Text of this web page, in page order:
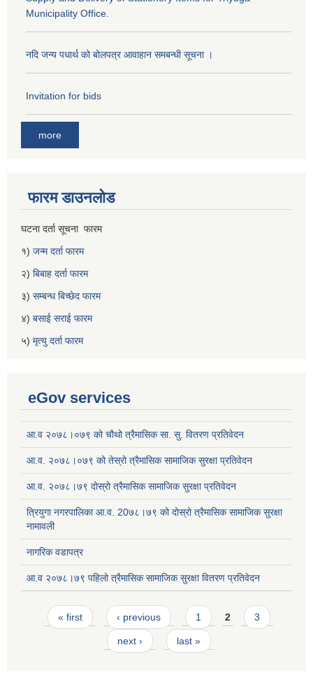
Municipality Office.
नदि जन्य पधार्थ को बोलपत्र आवाहान समबन्धी सूचना ।
Invitation for bids
more
फारम डाउनलोड
घटना दर्ता सूचना फारम
१) जन्म दर्ता फारम
२) बिबाह दर्ता फारम
३) सम्बन्ध बिच्छेद फारम
४) बसाई सराई फारम
५) मृत्यु दर्ता फारम
eGov services
आ.व २०७८।०७९ को चौथो त्रैमासिक सा. सु. वितरण प्रतिवेदन
आ.व. २०७८।०७९ को तेस्रो त्रैमासिक सामाजिक सुरक्षा प्रतिवेदन
आ.व. २०७८।७९ दोस्रो त्रैमासिक सामाजिक सुरक्षा प्रतिवेदन
त्रियुगा नगरपालिका आ.व. 20७८।७९ को दोस्रो त्रैमासिक सामाजिक सुरक्षा
नामावली
नागरिक वडापत्र
आ.व २०७८।७९ पहिलो त्रैमासिक सामाजिक सुरक्षा वितरण प्रतिवेदन
Pages
« first ‹ previous 1 2 3
next › last »